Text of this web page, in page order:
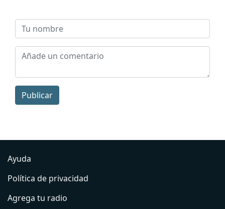
Publicar
Ayuda
Política de privacidad
Agrega tu radio